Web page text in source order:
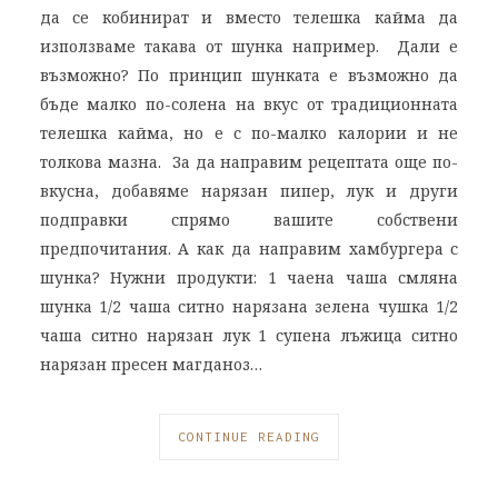
да се кобинират и вместо телешка кайма да
използваме такава от шунка например. Дали е
възможно? По принцип шунката е възможно да
бъде малко по-солена на вкус от традиционната
телешка кайма, но е с по-малко калории и не
толкова мазна. За да направим рецептата още по-
вкусна, добавяме нарязан пипер, лук и други
подправки спрямо вашите собствени
предпочитания. А как да направим хамбургера с
шунка? Нужни продукти: 1 чаена чаша смляна
шунка 1/2 чаша ситно нарязана зелена чушка 1/2
чаша ситно нарязан лук 1 супена лъжица ситно
нарязан пресен магданоз…
CONTINUE READING